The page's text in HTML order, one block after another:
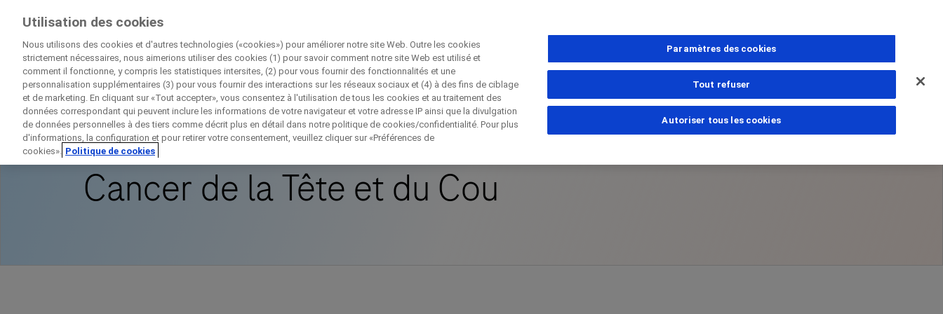
Essais Cliniques
Par Roche
Accueil Disease Area Overview Cancer Cancer de la Tête et du Cou
Cancer de la Tête et du Cou
Fermer
Directly contact the sponsor for questions
Utilisation des cookies
Nous utilisons des cookies et d'autres technologies («cookies») pour améliorer notre site Web. Outre les cookies
strictement nécessaires, nous aimerions utiliser des cookies (1) pour savoir comment notre site Web est utilisé et
comment il fonctionne, y compris les statistiques intersites, (2) pour vous fournir des fonctionnalités et une
personnalisation supplémentaires (3) pour vous fournir des interactions sur les réseaux sociaux et (4) à des fins de ciblage
et de marketing. En cliquant sur «Tout accepter», vous consentez à l'utilisation de tous les cookies et au traitement des
données correspondant qui peuvent inclure les informations de votre navigateur et votre adresse IP ainsi que la divulgation
de données personnelles à des tiers comme décrit plus en détail dans notre politique de cookies/confidentialité. Pour plus
d'informations, la configuration et pour retirer votre consentement, veuillez cliquer sur «Préférences de
cookies». Politique de cookies
Paramètres des cookies
Tout refuser
Autoriser tous les cookies